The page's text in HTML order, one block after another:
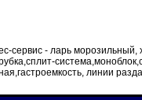
сервис - ларь
линии